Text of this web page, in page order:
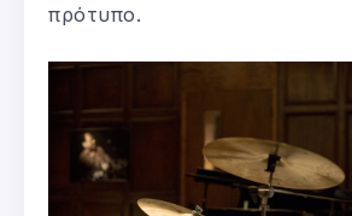
πρότυπο.